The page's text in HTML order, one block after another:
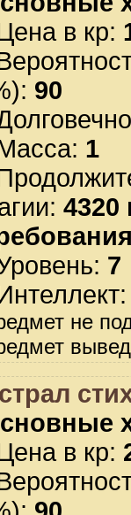
в кр:
90
1
4320
7
не
в кр: